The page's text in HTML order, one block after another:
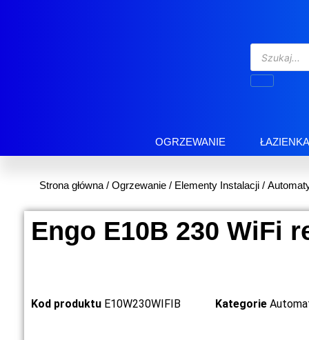
OGRZEWANIE ŁAZIENKA
Strona główna / Ogrzewanie / Elementy Instalacji /
Engo E10B 230 WiFi
Kod produktu E10W230WIFIB Kategorie